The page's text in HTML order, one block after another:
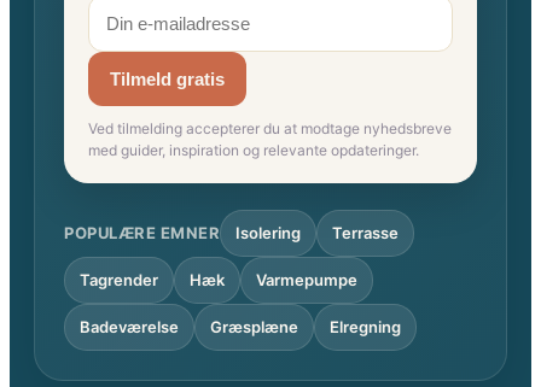
Tilmeld gratis
Ved tilmelding accepterer du at modtage nyhedsbreve
med guider, inspiration og relevante opdateringer.
POPULÆRE EMNER Isolering Terrasse
Tagrender Hæk Varmepumpe
Badeværelse Græsplæne Elregning